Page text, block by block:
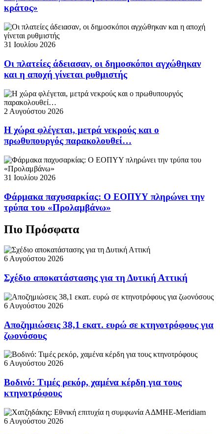
κράτος»
31 Ιουλίου 2026
Οι πλατείες άδειασαν, οι δημοσκόποι αγχώθηκαν
και η αποχή γίνεται ρυθμιστής
2 Αυγούστου 2026
Η χώρα φλέγεται, μετρά νεκρούς και ο
πρωθυπουργός παρακολουθεί…
31 Ιουλίου 2026
Φάρμακα παχυσαρκίας: Ο ΕΟΠΥΥ πληρώνει την
τρύπα του «Προλαμβάνω»
Πιο Πρόσφατα
6 Αυγούστου 2026
Σχέδιο αποκατάστασης για τη Δυτική Αττική
6 Αυγούστου 2026
Αποζημιώσεις 38,1 εκατ. ευρώ σε κτηνοτρόφους για
ζωονόσους
6 Αυγούστου 2026
Βοδινό: Τιμές ρεκόρ, χαμένα κέρδη για τους
κτηνοτρόφους
6 Αυγούστου 2026